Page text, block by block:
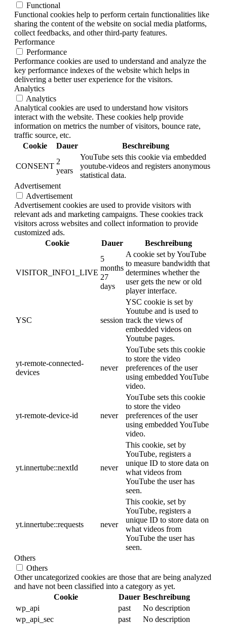
Functional
Functional cookies help to perform certain functionalities like
sharing the content of the website on social media platforms,
collect feedbacks, and other third-party features.
Performance
Performance
Performance cookies are used to understand and analyze the
key performance indexes of the website which helps in
delivering a better user experience for the visitors.
Analytics
Analytics
Analytical cookies are used to understand how visitors
interact with the website. These cookies help provide
information on metrics the number of visitors, bounce rate,
traffic source, etc.
Cookie
Dauer Beschreibung
CONSENT
2
years
YouTube sets this cookie via embedded
youtube-videos and registers anonymous
statistical data.
Advertisement
Advertisement
Advertisement cookies are used to provide visitors with
relevant ads and marketing campaigns. These cookies track
visitors across websites and collect information to provide
customized ads.
Cookie
Dauer Beschreibung
VISITOR_INFO1_LIVE
5
months
27
days
A cookie set by YouTube
to measure bandwidth that
determines whether the
user gets the new or old
player interface.
YSC session
YSC cookie is set by
Youtube and is used to
track the views of
embedded videos on
Youtube pages.
yt-remote-connected-
devices
never
YouTube sets this cookie
to store the video
preferences of the user
using embedded YouTube
video.
yt-remote-device-id never
YouTube sets this cookie
to store the video
preferences of the user
using embedded YouTube
video.
yt.innertube::nextId never
This cookie, set by
YouTube, registers a
unique ID to store data on
what videos from
YouTube the user has
seen.
yt.innertube::requests never
This cookie, set by
YouTube, registers a
unique ID to store data on
what videos from
YouTube the user has
seen.
Others
Others
Other uncategorized cookies are those that are being analyzed
and have not been classified into a category as yet.
Cookie
Dauer Beschreibung
wp_api
past
No description
wp_api_sec
past
No description